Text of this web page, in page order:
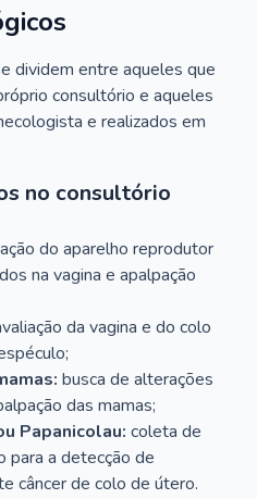
dividem entre aqueles que
consultório e aqueles
e realizados em
no consultório
do aparelho reprodutor
na vagina e apalpação
da vagina e do colo
busca de alterações
das mamas;
Papanicolau: coleta de
para a detecção de
câncer de colo de útero.